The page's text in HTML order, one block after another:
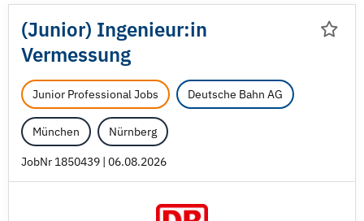
(Junior) Ingenieur:in
Vermessung
Junior Professional Jobs Deutsche Bahn AG
München Nürnberg
JobNr 1850439 | 06.08.2026